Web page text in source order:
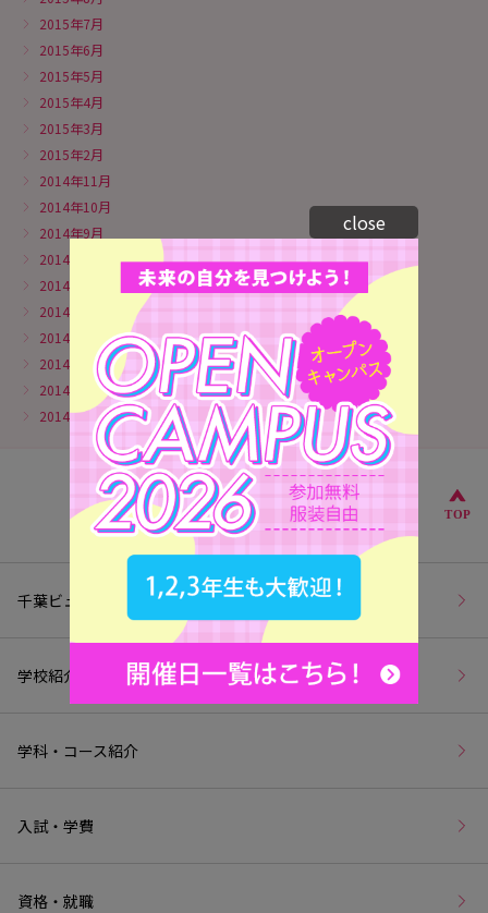
2015年7月
2015年6月
2015年5月
2015年4月
2015年3月
2015年2月
2014年11月
2014年10月
2014年9月
2014年8月
2014年7月
2014年6月
2014年5月
2014年4月
2014年3月
2014年2月
こ
TOP
千葉ビューティー＆ブライダル専門学校トップページ
学校紹介
学科・コース紹介
入試・学費
資格・就職
close